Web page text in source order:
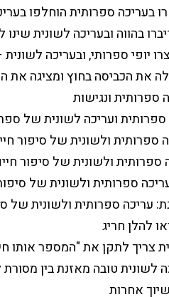
בעריכה ספרותית הוחלפו
בהווה ובעריכה לשונית שינו
יופי ספרותי, ובעריכה
את הכביסה בחוץ ומציגה את
ספרותית ונגישות
ועריכה לשונית של
ספרותית ולשונית של סיפור
ולשונית של סיפור
ספרותית ולשונית של
עריכה ספרותית ולשונית של
להלן חריג
צריך לתקן את "המספר אותו
לשונית טובה מאזנת בין
אחרות